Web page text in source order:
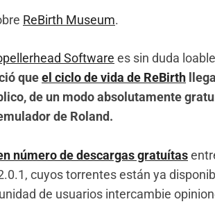
ReBirth Museum.
Software es sin duda
queel ciclo de vida de ReBirth
de un modo absolutamente
de Roland.
número de descargas gratuítas
cuyos torrentes están ya
de usuarios intercambie